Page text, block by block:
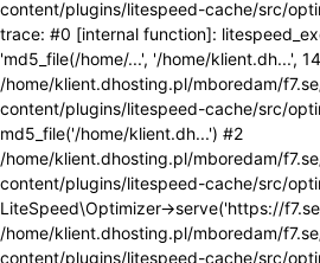
content/plugins/litespeed-cache/src/
trace: #0 [internal function]:
'md5_file(/home/...', '/home/klient.dh...',
/home/klient.dhosting.pl/mboredam/
content/plugins/litespeed-cache/src/
md5_file('/home/klient.dh...') #2
/home/klient.dhosting.pl/mboredam/
content/plugins/litespeed-cache/src/
LiteSpeed\Optimizer->serve('https://
/home/klient.dhosting.pl/mboredam/
content/plugins/litespeed-cache/src/